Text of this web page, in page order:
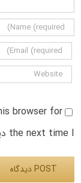
browser for
the next time I دیدگاه.